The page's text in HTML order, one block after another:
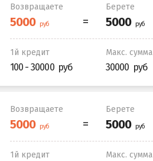
Возвращаете Берете
1й кредит
100 - 30000
Макс. сумма
30000
Возвращаете Берете
1й кредит Макс. сумма